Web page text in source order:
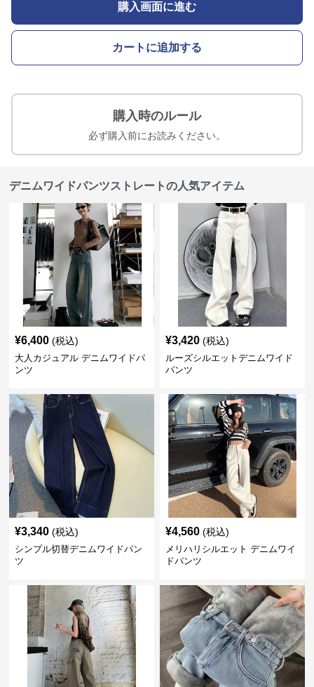
購入画面に進む
カートに追加する
購入時のルール
必ず購入前にお読みください。
デニムワイドパンツストレートの人気アイテム
¥6,400 (税込)
大人カジュアル デニムワイドパ
ンツ
¥3,420 (税込)
ルーズシルエットデニムワイド
パンツ
¥3,340 (税込)
シンプル切替デニムワイドパン
ツ
¥4,560 (税込)
メリハリシルエット デニムワイ
ドパンツ